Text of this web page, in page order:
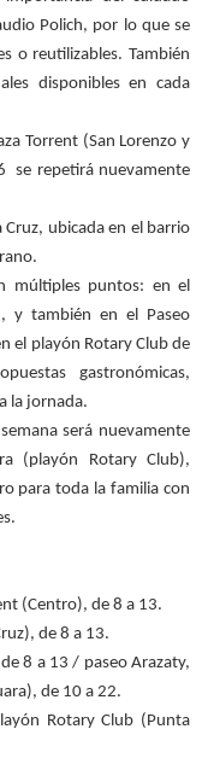
Polich, por lo que se
o reutilizables. También
disponibles en cada
Torrent (San Lorenzo y
se repetirá nuevamente
Cruz, ubicada en el barrio
múltiples puntos: en el
y también en el Paseo
el playón Rotary Club de
gastronómicas,
la jornada.
será nuevamente
(playón Rotary Club),
para toda la familia con
(Centro), de 8 a 13.
de 8 a 13.
8 a 13 / paseo Arazaty,
de 10 a 22.
Rotary Club (Punta